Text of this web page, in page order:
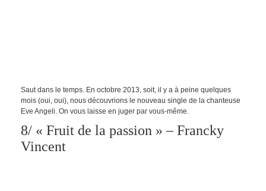
Saut dans le temps. En octobre 2013, soit, il y a à peine quelques
mois (oui, oui), nous découvrions le nouveau single de la chanteuse
Eve Angeli. On vous laisse en juger par vous-même.
8/ « Fruit de la passion » – Francky
Vincent